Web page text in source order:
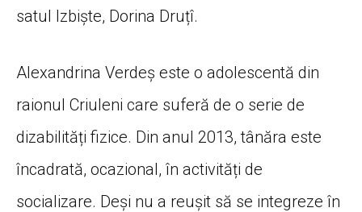
satul Izbiște, Dorina Druțî.
Alexandrina Verdeș este o adolescentă din
raionul Criuleni care suferă de o serie de
dizabilități fizice. Din anul 2013, tânăra este
încadrată, ocazional, în activități de
socializare. Deși nu a reușit să se integreze în